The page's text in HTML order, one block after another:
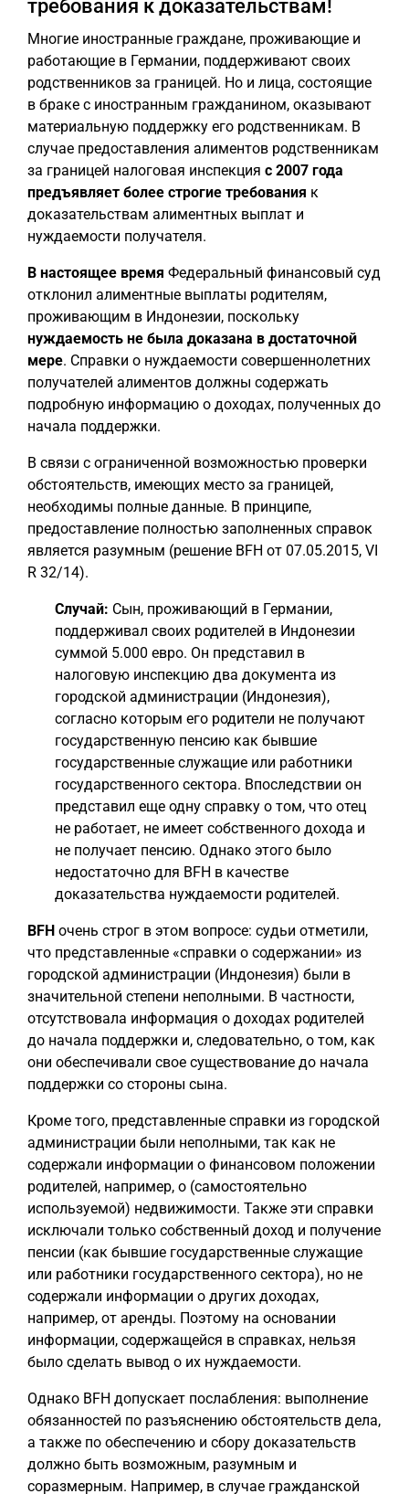
требования к доказательствам!
Многие иностранные граждане, проживающие и
работающие в Германии, поддерживают своих
родственников за границей. Но и лица, состоящие
в браке с иностранным гражданином, оказывают
материальную поддержку его родственникам. В
случае предоставления алиментов родственникам
за границей налоговая инспекция с 2007 года
предъявляет более строгие требования к
доказательствам алиментных выплат и
нуждаемости получателя.
В настоящее время Федеральный финансовый суд
отклонил алиментные выплаты родителям,
проживающим в Индонезии, поскольку
нуждаемость не была доказана в достаточной
мере. Справки о нуждаемости совершеннолетних
получателей алиментов должны содержать
подробную информацию о доходах, полученных до
начала поддержки.
В связи с ограниченной возможностью проверки
обстоятельств, имеющих место за границей,
необходимы полные данные. В принципе,
предоставление полностью заполненных справок
является разумным (решение BFH от 07.05.2015, VI
R 32/14).
Случай: Сын, проживающий в Германии,
поддерживал своих родителей в Индонезии
суммой 5.000 евро. Он представил в
налоговую инспекцию два документа из
городской администрации (Индонезия),
согласно которым его родители не получают
государственную пенсию как бывшие
государственные служащие или работники
государственного сектора. Впоследствии он
представил еще одну справку о том, что отец
не работает, не имеет собственного дохода и
не получает пенсию. Однако этого было
недостаточно для BFH в качестве
доказательства нуждаемости родителей.
BFH очень строг в этом вопросе: судьи отметили,
что представленные «справки о содержании» из
городской администрации (Индонезия) были в
значительной степени неполными. В частности,
отсутствовала информация о доходах родителей
до начала поддержки и, следовательно, о том, как
они обеспечивали свое существование до начала
поддержки со стороны сына.
Кроме того, представленные справки из городской
администрации были неполными, так как не
содержали информации о финансовом положении
родителей, например, о (самостоятельно
используемой) недвижимости. Также эти справки
исключали только собственный доход и получение
пенсии (как бывшие государственные служащие
или работники государственного сектора), но не
содержали информации о других доходах,
например, от аренды. Поэтому на основании
информации, содержащейся в справках, нельзя
было сделать вывод о их нуждаемости.
Однако BFH допускает послабления: выполнение
обязанностей по разъяснению обстоятельств дела,
а также по обеспечению и сбору доказательств
должно быть возможным, разумным и
соразмерным. Например, в случае гражданской